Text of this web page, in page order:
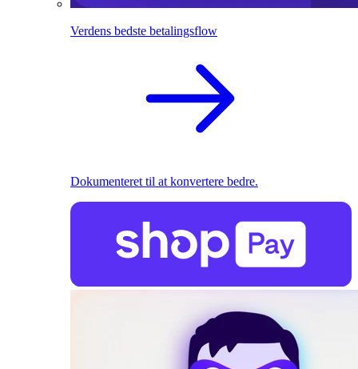
Verdens bedste betalingsflow
Dokumenteret til at konvertere bedre.